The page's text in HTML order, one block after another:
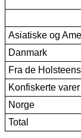
Asiatiske og
Danmark
Fra de
Konfiskerte varer
Norge
Total